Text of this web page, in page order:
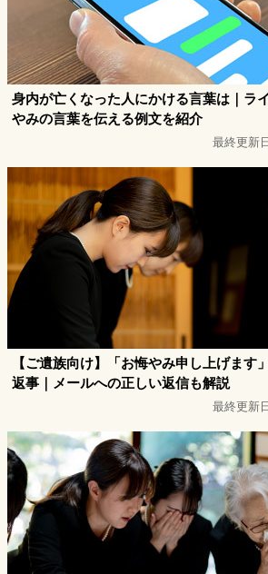
身内が亡くなった人にかける言葉は｜ラ
やみの言葉を伝える例文を紹介
最終更新日
【ご遺族向け】「お悔やみ申し上げます
返事｜メールへの正しい返信も解説
最終更新日